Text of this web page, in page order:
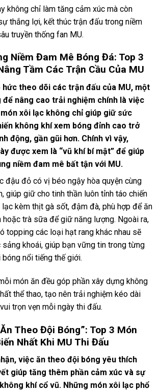
không chỉ làm tăng cảm xúc mà còn
thắng lợi, kết thúc trận đấu trong niềm
truyền thống fan MU.
Niềm Đam Mê Bóng Đá: Top 3
Tầm Các Trận Cầu Của MU
hức theo dõi các trận đấu của MU, một
để nâng cao trải nghiệm chính là việc
xôi lạc không chỉ giúp giữ sức
không khí xem bóng đỉnh cao trở
động, gần gũi hơn. Chính vì vậy,
được xem là “vũ khí bí mật” để giúp
niềm đam mê bất tận với MU.
đậu đỏ có vị béo ngậy hòa quyện cùng
giúp giữ cho tinh thần luôn tỉnh táo chiến
lạc kèm thịt gà sốt, đậm đà, phù hợp để ăn
hoặc trà sữa để giữ năng lượng. Ngoài ra,
topping các loại hạt rang khác nhau sẽ
khoái, giúp bạn vững tin trong từng
nổi tiếng thế giới.
món ăn đều góp phần xây dựng không
thể thao, tạo nên trải nghiệm kéo dài
trọn vẹn mỗi ngày thi đấu.
Theo Đội Bóng”: Top 3 Món
Nhất Khi MU Thi Đấu
việc ăn theo đội bóng yêu thích
giúp tăng thêm phần cảm xúc và sự
khí cổ vũ. Những món xôi lạc phổ